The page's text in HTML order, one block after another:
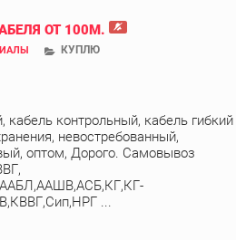
ОТ 100М.
КУПЛЮ
кабель контрольный, кабель гибкий
невостребованный,
оптом, Дорого. Самовывоз
...